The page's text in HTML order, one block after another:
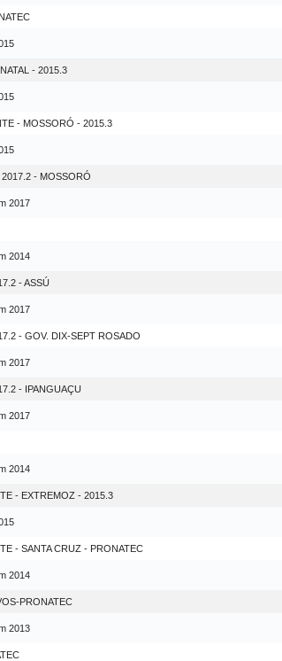
- 2015.3
- MOSSORÓ - 2015.3
- MOSSORÓ
2017
2014
- ASSÚ
2017
- GOV. DIX-SEPT ROSADO
2017
- IPANGUAÇU
2017
2014
- EXTREMOZ - 2015.3
- SANTA CRUZ - PRONATEC
2014
PRONATEC
2013